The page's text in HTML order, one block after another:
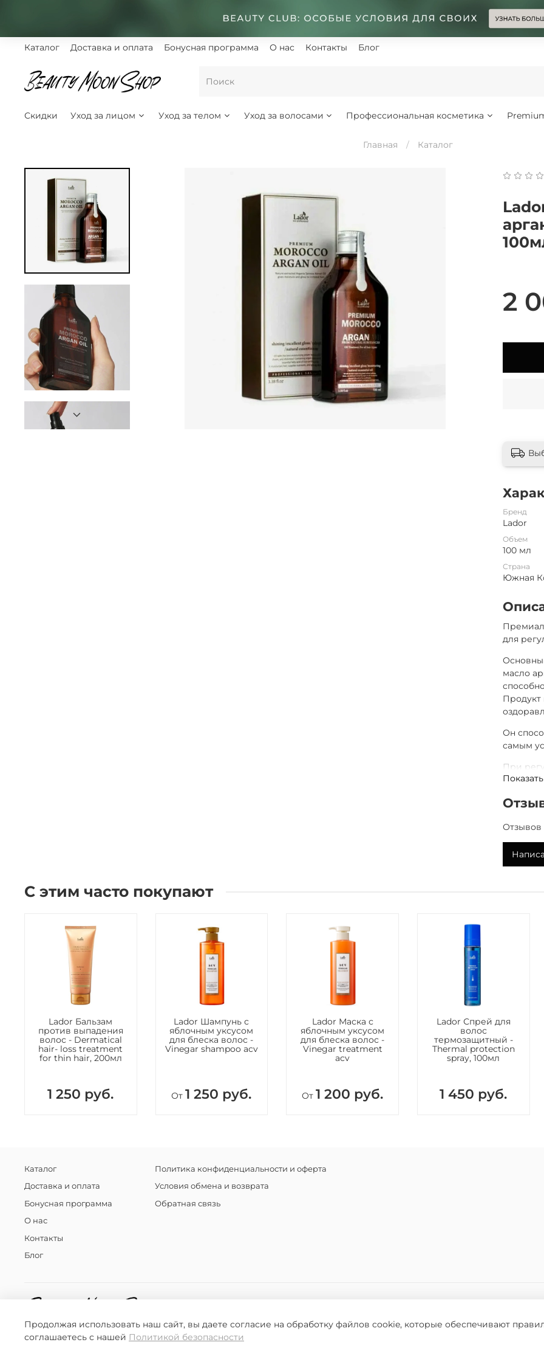
Каталог Доставка и оплата Бонусная программа О нас Контакты Блог
Скидки Уход за лицом Уход за телом Уход за волосами Профессиональная косметика
Главная Каталог
2
Бренд
Lador
Объем
100 мл
Страна
Южная
для
масло
Продукт
Он
самым
При
Argan
волос.
за
длине
Отзывов
С этим часто покупают
Lador Бальзам
против выпадения
волос - Dermatical
hair- loss treatment
for thin hair, 200мл
1 250 руб.
Lador Шампунь с
яблочным уксусом
для блеска волос -
Vinegar shampoo acv
От 1 250 руб.
Lador Маска с
яблочным уксусом
для блеска волос -
Vinegar treatment
acv
От 1 200 руб.
Lador Спрей для
волос
термозащитный -
Thermal protection
spray, 100мл
1 450 руб.
Каталог
Доставка и оплата
Бонусная программа
О нас
Контакты
Блог
Политика конфиденциальности и оферта
Условия обмена и возврата
Обратная связь
Продолжая использовать наш сайт, вы даете согласие на обработку файлов cookie, которые обеспечивают
соглашаетесь с нашей Политикой безопасности